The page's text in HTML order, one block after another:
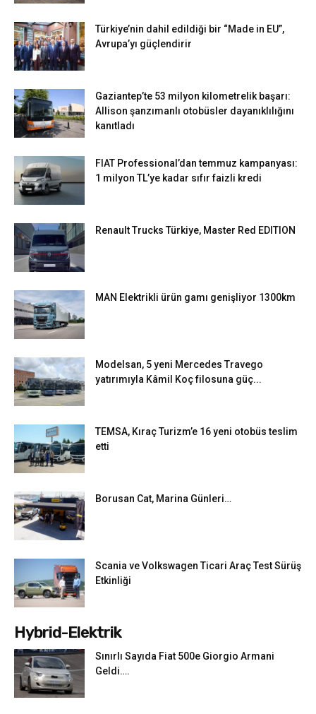
Türkiye’nin dahil edildiği bir “Made in EU”,
Avrupa’yı güçlendirir
Gaziantep’te 53 milyon kilometrelik başarı:
Allison şanzımanlı otobüsler dayanıklılığını
kanıtladı
FIAT Professional’dan temmuz kampanyası:
1 milyon TL’ye kadar sıfır faizli kredi
Renault Trucks Türkiye, Master Red EDITION
MAN Elektrikli ürün gamı genişliyor 1300km
Modelsan, 5 yeni Mercedes Travego
yatırımıyla Kâmil Koç filosuna güç...
TEMSA, Kıraç Turizm’e 16 yeni otobüs teslim
etti
Borusan Cat, Marina Günleri…
Scania ve Volkswagen Ticari Araç Test Sürüş
Etkinliği
Hybrid-Elektrik
Sınırlı Sayıda Fiat 500e Giorgio Armani
Geldi….